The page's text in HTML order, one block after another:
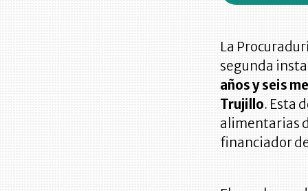
La
segunda
años y seis
Trujillo. Esta
alimentarias
financiador